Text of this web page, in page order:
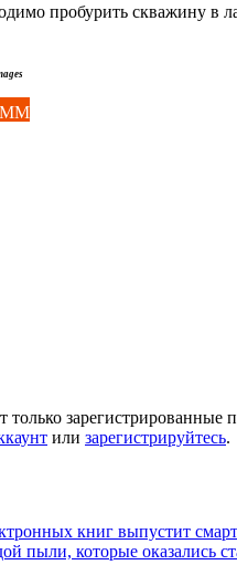
пробурить скважину в
ММ
только зарегистрированные
или зарегистрируйтесь.
книг выпустит
пыли, которые оказались